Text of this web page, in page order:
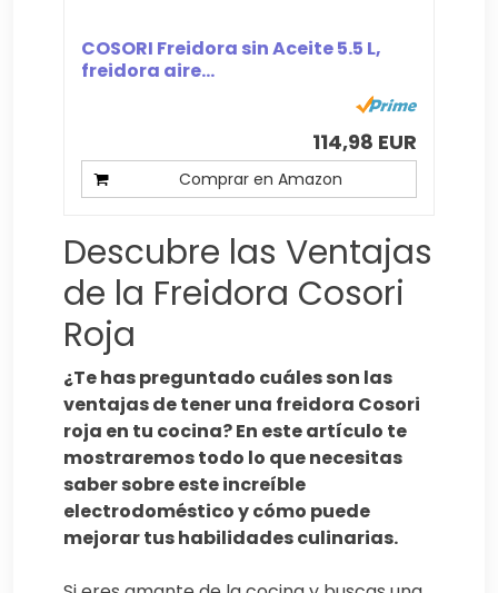
COSORI Freidora sin Aceite 5.5 L,
freidora aire...
114,98 EUR
Comprar en Amazon
Descubre las Ventajas
de la Freidora Cosori
Roja
¿Te has preguntado cuáles son las
ventajas de tener una freidora Cosori
roja en tu cocina? En este artículo te
mostraremos todo lo que necesitas
saber sobre este increíble
electrodoméstico y cómo puede
mejorar tus habilidades culinarias.